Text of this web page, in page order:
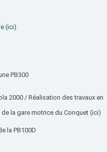
(ici)
PB300
2000 / Réalisation des travaux en
la gare motrice du Conquet (ici)
la PB100D